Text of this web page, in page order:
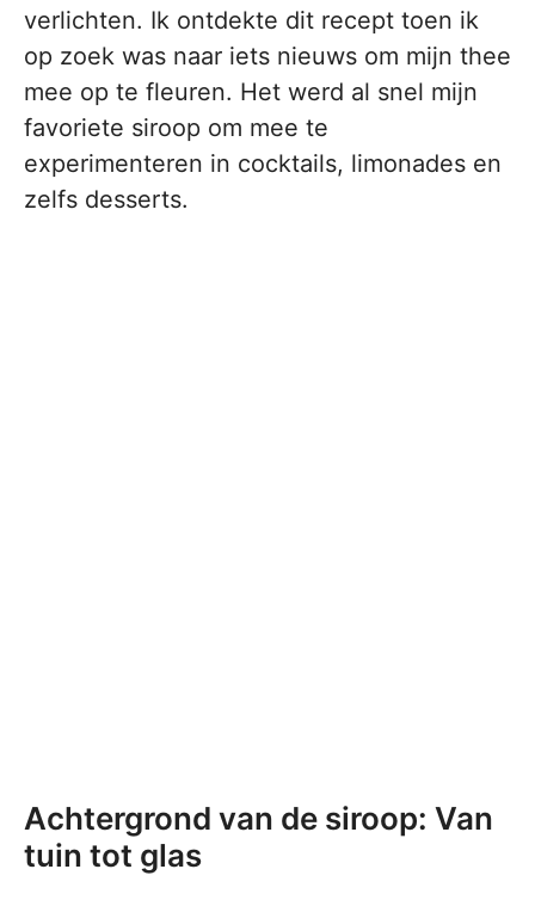
verlichten. Ik ontdekte dit recept toen ik
op zoek was naar iets nieuws om mijn thee
mee op te fleuren. Het werd al snel mijn
favoriete siroop om mee te
experimenteren in cocktails, limonades en
zelfs desserts.
Achtergrond van de siroop: Van
tuin tot glas